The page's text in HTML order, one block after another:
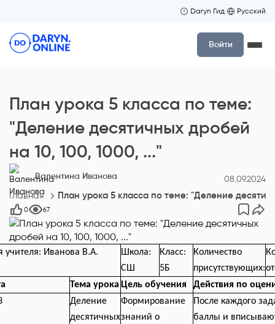
Daryn Гид Русский
Войти
План урока 5 класса по теме:
"Деление десятичных дробей
на 10, 100, 1000, ..."
Валентина Иванова 08.09.2024
Главная План урока 5 класса по теме: "Деление
0 67
учителя: Иванова В.А.
Школа:
СШ
Класс:
5Б
Количество
присутствующих:
Тема урока Цель обучения
Действия по
Деление
десятичных
Формирование
знаний о
После каждого
баллы и